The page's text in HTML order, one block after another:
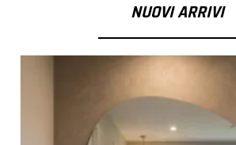
NUOVI ARRIVI